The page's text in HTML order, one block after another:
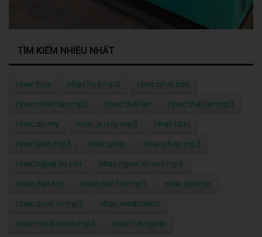
TÌM KIẾM NHIỀU NHẤT
nhac hoa nhac hoa mp3 nhac nhat ban
nhac nhat ban mp3 nhac thai lan nhac thai lan mp3
nhac au my nhac au my mp3 nhac latin
nhac latin mp3 nhac phap nhac phap mp3
nhac ngoai loi viet nhac ngoai loi viet mp3
nhac dan toc nhac dan toc mp3 nhac quoc te
nhac quoc te mp3 nhac meditation
nhac meditation mp3 nhac hai ngoai